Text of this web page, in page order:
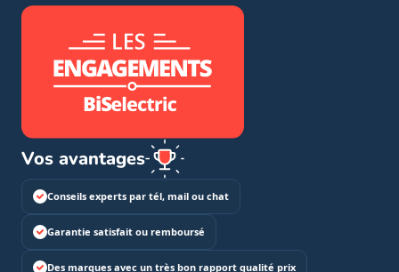
Vos avantages
Conseils experts par tél, mail ou chat
Garantie satisfait ou remboursé
Des marques avec un très bon rapport qualité prix